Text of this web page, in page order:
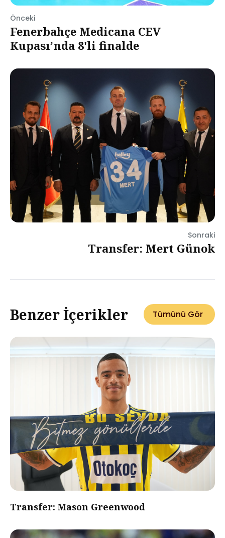
Önceki
Fenerbahçe Medicana CEV
Kupası’nda 8'li finalde
Sonraki
Transfer: Mert Günok
Benzer İçerikler Tümünü Gör
Transfer: Mason Greenwood